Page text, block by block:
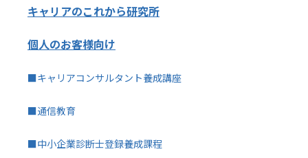
キャリアのこれから研究所
個人のお客様向け
■キャリアコンサルタント養成講座
■通信教育
■中小企業診断士登録養成課程